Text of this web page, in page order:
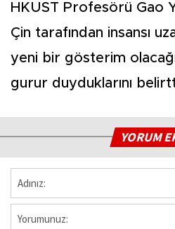
HKUST Profesörü Gao
Çin tarafından insansı
yeni bir gösterim
gurur duyduklarını
YORUM